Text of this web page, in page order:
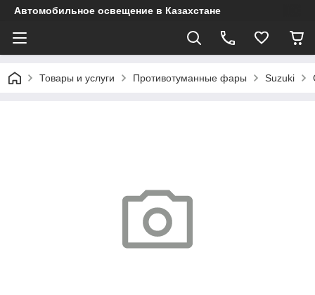
Автомобильное освещение в Казахстане
Товары и услуги Противотуманные фары Suzuki